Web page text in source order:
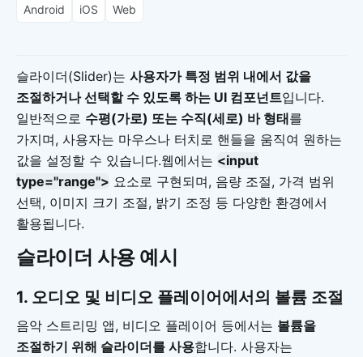
Android iOS Web
슬라이더(Slider)는 사용자가 특정 범위 내에서 값을
조절하거나 선택할 수 있도록 하는 UI 컴포넌트입니다.
일반적으로 수평(가로) 또는 수직(세로) 바 형태를
가지며, 사용자는 마우스나 터치로 핸들을 움직여 원하는
값을 설정할 수 있습니다.웹에서는 <input
type="range"> 요소로 구현되며, 음량 조절, 가격 범위
선택, 이미지 크기 조절, 밝기 조정 등 다양한 환경에서
활용됩니다.
슬라이더 사용 예시
1. 오디오 및 비디오 플레이어에서의 볼륨 조절
음악 스트리밍 앱, 비디오 플레이어 등에서는 볼륨을
조절하기 위해 슬라이더를 사용합니다. 사용자는